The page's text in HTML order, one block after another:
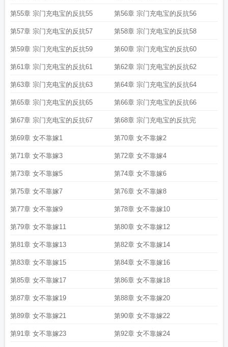
第55章 宗门充电宝的反抗55 第56章 宗门充电宝的反抗56
第57章 宗门充电宝的反抗57 第58章 宗门充电宝的反抗58
第59章 宗门充电宝的反抗59 第60章 宗门充电宝的反抗60
第61章 宗门充电宝的反抗61 第62章 宗门充电宝的反抗62
第63章 宗门充电宝的反抗63 第64章 宗门充电宝的反抗64
第65章 宗门充电宝的反抗65 第66章 宗门充电宝的反抗66
第67章 宗门充电宝的反抗67 第68章 宗门充电宝的反抗完
第69章 女不靠嫁1 第70章 女不靠嫁2
第71章 女不靠嫁3 第72章 女不靠嫁4
第73章 女不靠嫁5 第74章 女不靠嫁6
第75章 女不靠嫁7 第76章 女不靠嫁8
第77章 女不靠嫁9 第78章 女不靠嫁10
第79章 女不靠嫁11 第80章 女不靠嫁12
第81章 女不靠嫁13 第82章 女不靠嫁14
第83章 女不靠嫁15 第84章 女不靠嫁16
第85章 女不靠嫁17 第86章 女不靠嫁18
第87章 女不靠嫁19 第88章 女不靠嫁20
第89章 女不靠嫁21 第90章 女不靠嫁22
第91章 女不靠嫁23 第92章 女不靠嫁24